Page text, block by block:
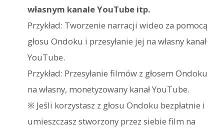
własnym kanale YouTube itp.
Przykład: Tworzenie narracji wideo za pomocą
głosu Ondoku i przesyłanie jej na własny kanał
YouTube.
Przykład: Przesyłanie filmów z głosem Ondoku
na własny, monetyzowany kanał YouTube.
※ Jeśli korzystasz z głosu Ondoku bezpłatnie i
umieszczasz stworzony przez siebie film na